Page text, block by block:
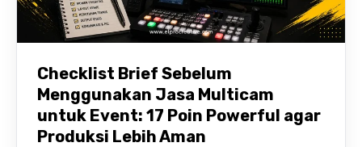
Checklist Brief Sebelum
Menggunakan Jasa Multicam
untuk Event: 17 Poin Powerful agar
Produksi Lebih Aman